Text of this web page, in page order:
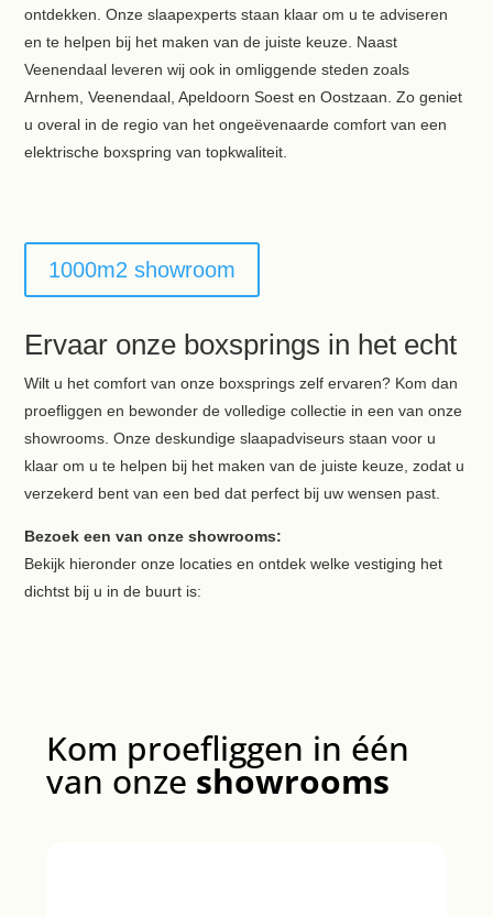
ontdekken. Onze slaapexperts staan klaar om u te adviseren
en te helpen bij het maken van de juiste keuze. Naast
Veenendaal leveren wij ook in omliggende steden zoals
Arnhem, Veenendaal, Apeldoorn Soest en Oostzaan. Zo geniet
u overal in de regio van het ongeëvenaarde comfort van een
elektrische boxspring van topkwaliteit.
1000m2 showroom
Ervaar onze boxsprings in het echt
Wilt u het comfort van onze boxsprings zelf ervaren? Kom dan
proefliggen en bewonder de volledige collectie in een van onze
showrooms. Onze deskundige slaapadviseurs staan voor u
klaar om u te helpen bij het maken van de juiste keuze, zodat u
verzekerd bent van een bed dat perfect bij uw wensen past.
Bezoek een van onze showrooms:
Bekijk hieronder onze locaties en ontdek welke vestiging het
dichtst bij u in de buurt is:
Kom proefliggen in één
van onze showrooms